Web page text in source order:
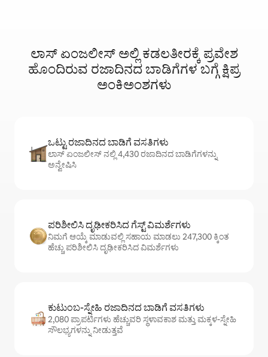
ಲಾಸ್ ಏಂಜಲೀಸ್ ಅಲ್ಲಿ ಕಡಲತೀರಕ್ಕೆ ಪ್ರವೇಶ
ಹೊಂದಿರುವ ರಜಾದಿನದ ಬಾಡಿಗೆಗಳ ಬಗ್ಗೆ ಕ್ಷಿಪ್ರ
ಅಂಕಿಅಂಶಗಳು
ಒಟ್ಟು ರಜಾದಿನದ ಬಾಡಿಗೆ ವಸತಿಗಳು
ಲಾಸ್ ಏಂಜಲೀಸ್ ನಲ್ಲಿ 4,430 ರಜಾದಿನದ ಬಾಡಿಗೆಗಳನ್ನು
ಅನ್ವೇಷಿಸಿ
ಪರಿಶೀಲಿಸಿ ದೃಢೀಕರಿಸಿದ ಗೆಸ್ಟ್ ವಿಮರ್ಶೆಗಳು
ನಿಮಗೆ ಆಯ್ಕೆ ಮಾಡುವಲ್ಲಿ ಸಹಾಯ ಮಾಡಲು 247,300 ಕ್ಕಿಂತ
ಹೆಚ್ಚು ಪರಿಶೀಲಿಸಿ ದೃಢೀಕರಿಸಿದ ವಿಮರ್ಶೆಗಳು
ಕುಟುಂಬ-ಸ್ನೇಹಿ ರಜಾದಿನದ ಬಾಡಿಗೆ ವಸತಿಗಳು
2,080 ಪ್ರಾಪರ್ಟಿಗಳು ಹೆಚ್ಚುವರಿ ಸ್ಥಳಾವಕಾಶ ಮತ್ತು ಮಕ್ಕಳ-ಸ್ನೇಹಿ
ಸೌಲಭ್ಯಗಳನ್ನು ನೀಡುತ್ತವೆ